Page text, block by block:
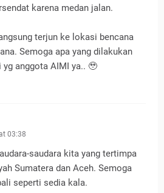
karena medan jalan.
terjun ke lokasi bencana
Semoga apa yang dilakukan
anggota AIMI ya.. 🥹
03:38
saudara kita yang tertimpa
Sumatera dan Aceh. Semoga
seperti sedia kala.